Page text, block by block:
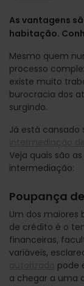
As vantagens
habitação.
Mesmo quem
processo
existe muito
burocracia dos
surgindo.
Já está cansado
Veja quais são
intermediação:
Poupança
Um dos
de crédito é o
financeiras,
variáveis,
pode
a chegar a uma